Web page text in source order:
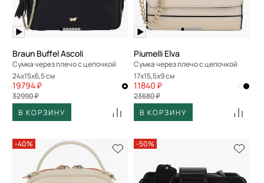
Braun Buffel Ascoli
Сумка через плечо с цепочкой
24x15x6,5 см
19794 ₽
32990 ₽
В КОРЗИНУ
Piumelli Elva
Сумка через плечо с цепочкой
17x15,5x9 см
11840 ₽
23680 ₽
В КОРЗИНУ
-40% -50%